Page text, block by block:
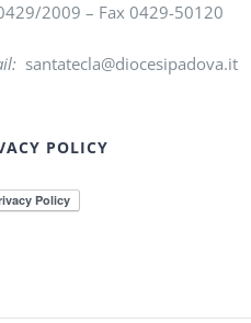
2009 – Fax 0429-50120
santatecla@diocesipadova.it
POLICY